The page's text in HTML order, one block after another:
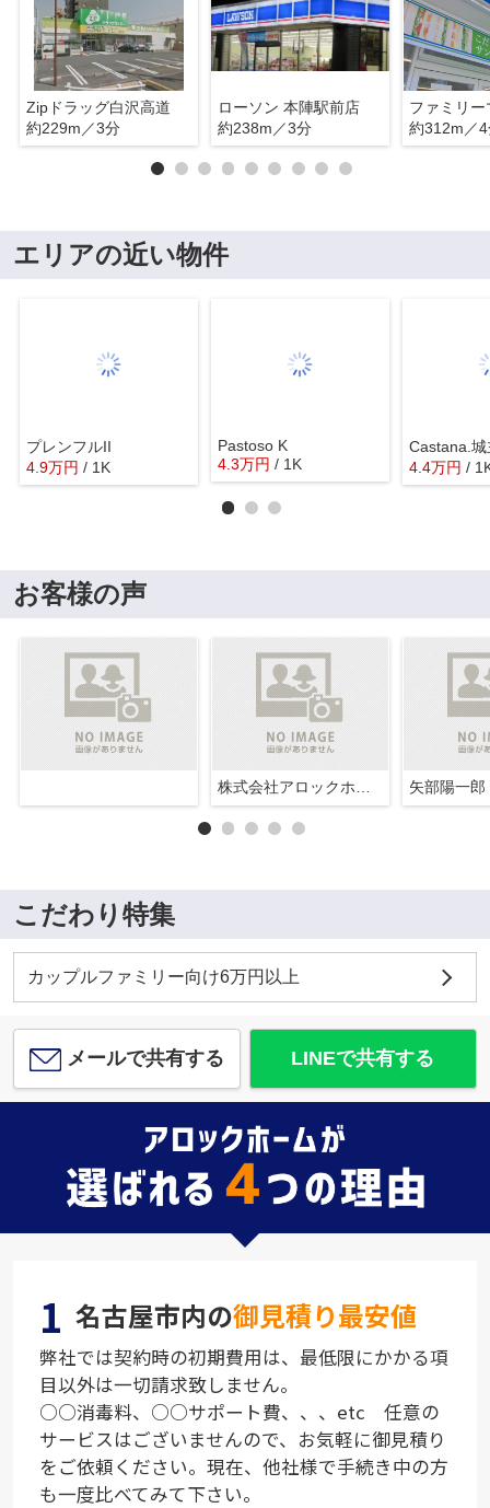
Zipドラッグ白沢高道
約229m／3分
ローソン 本陣駅前店
約238m／3分
約312m／
エリアの近い物件
プレンフルII
4.9万円 / 1K
Pastoso K
4.3万円 / 1K
Castana.城
4.4万円 /
お客様の声
矢部陽一郎
こだわり特集
カップルファミリー向け6万円以上
メールで共有する LINEで共有する
1 名古屋市内の御見積り最安値
弊社では契約時の初期費用は、最低限にかかる項
目以外は一切請求致しません。
○○消毒料、○○サポート費、、、etc 任意の
サービスはございませんので、お気軽に御見積り
をご依頼ください。現在、他社様で手続き中の方
も一度比べてみて下さい。